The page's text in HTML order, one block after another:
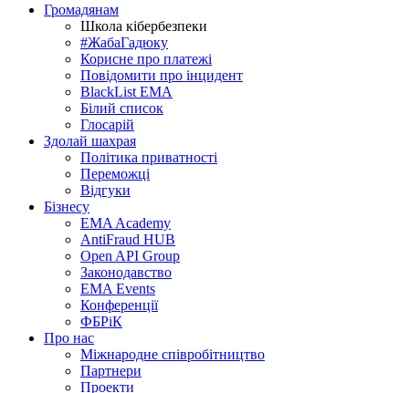
Громадянам
Школа кібербезпеки
#ЖабаГадюку
Корисне про платежі
Повідомити про інцидент
BlackList EMA
Білий список
Глосарій
Здолай шахрая
Політика приватності
Переможцi
Відгуки
Бізнесу
EMA Academy
AntiFraud HUB
Open API Group
Законодавство
EMA Events
Конференції
ФБРіК
Про нас
Міжнародне співробітництво
Партнери
Проекти